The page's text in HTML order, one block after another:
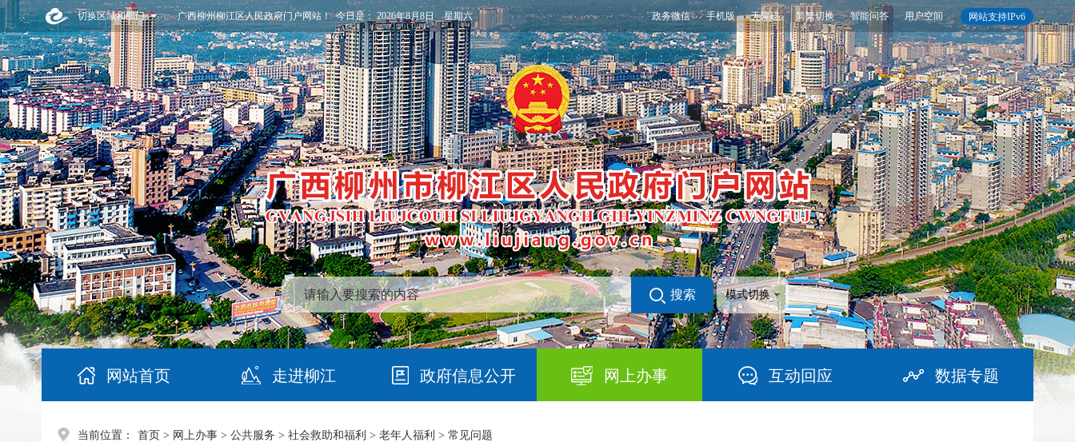
切换区域和部门 网站支持IPv6
政务微信 手机版 无障碍 简繁切换 智能问答 用户空间
广西柳州柳江区人民政府门户网站！ 今日是：2026年8月8日 星期六
搜索 模式切换
网站首页 走进柳江 政府信息公开 网上办事 互动回应 数据专题
当前位置： 首页 > 网上办事 > 公共服务 > 社会救助和福利 > 老年人福利 > 常见问题